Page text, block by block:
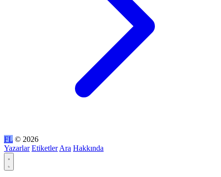
FL © 2026
Yazarlar Etiketler Ara Hakkında